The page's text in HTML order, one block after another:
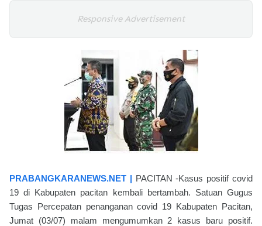
Responsive Advertisement
PRABANGKARANEWS.NET | PACITAN -Kasus positif covid
19 di Kabupaten pacitan kembali bertambah. Satuan Gugus
Tugas Percepatan penanganan covid 19 Kabupaten Pacitan,
Jumat (03/07) malam mengumumkan 2 kasus baru positif.